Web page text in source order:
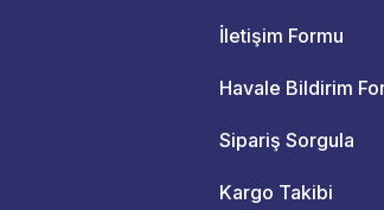
İletişim Formu
Havale Bildirim
Sipariş Sorgula
Kargo Takibi